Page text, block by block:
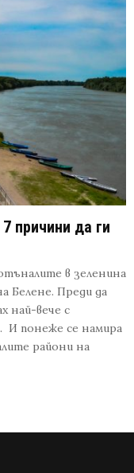
причини да ги
в зеленина
Белене. Преди да
най-вече с
И понеже се намира
райони на